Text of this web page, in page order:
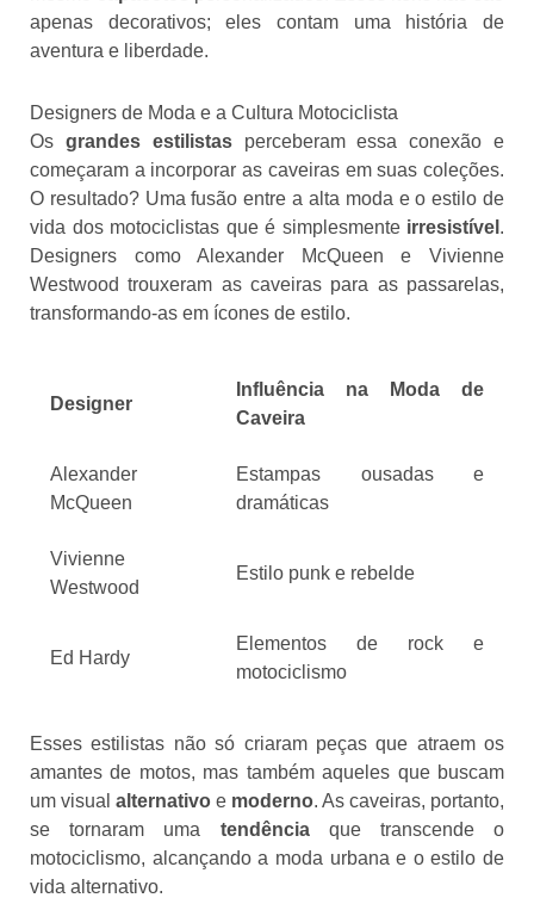
apenas decorativos; eles contam uma história de
aventura e liberdade.
Designers de Moda e a Cultura Motociclista
Os grandes estilistasperceberam essa conexão e
começaram a incorporar as caveiras em suas coleções.
O resultado? Uma fusão entre a alta moda e o estilo de
vida dos motociclistas que é simplesmente irresistível .
Designers como Alexander McQueen e Vivienne
Westwood trouxeram as caveiras para as passarelas,
transformando-as em ícones de estilo.
Designer
Influência na Moda de
Caveira
Alexander
McQueen
Estampas ousadas e
dramáticas
Vivienne
Westwood
Estilo punk e rebelde
Ed Hardy
Elementos de rock e
motociclismo
Esses estilistas não só criaram peças que atraem os
amantes de motos, mas também aqueles que buscam
um visual alternativo e moderno. As caveiras, portanto,
se tornaram uma tendênciaque transcende o
motociclismo, alcançando a moda urbana e o estilo de
vida alternativo.